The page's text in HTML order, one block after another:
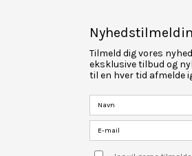
Tilmeld dig vores
eksklusive tilbud og
til en hver tid afmelde